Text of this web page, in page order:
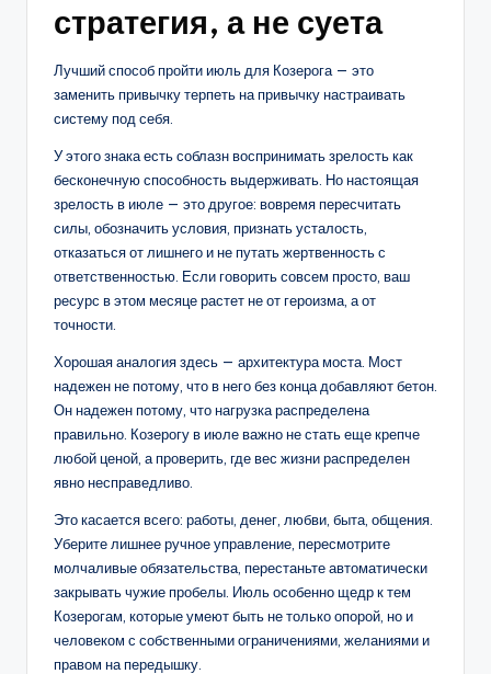
стратегия, а не суета
Лучший способ пройти июль для Козерога — это
заменить привычку терпеть на привычку настраивать
систему под себя.
У этого знака есть соблазн воспринимать зрелость как
бесконечную способность выдерживать. Но настоящая
зрелость в июле — это другое: вовремя пересчитать
силы, обозначить условия, признать усталость,
отказаться от лишнего и не путать жертвенность с
ответственностью. Если говорить совсем просто, ваш
ресурс в этом месяце растет не от героизма, а от
точности.
Хорошая аналогия здесь — архитектура моста. Мост
надежен не потому, что в него без конца добавляют бетон.
Он надежен потому, что нагрузка распределена
правильно. Козерогу в июле важно не стать еще крепче
любой ценой, а проверить, где вес жизни распределен
явно несправедливо.
Это касается всего: работы, денег, любви, быта, общения.
Уберите лишнее ручное управление, пересмотрите
молчаливые обязательства, перестаньте автоматически
закрывать чужие пробелы. Июль особенно щедр к тем
Козерогам, которые умеют быть не только опорой, но и
человеком с собственными ограничениями, желаниями и
правом на передышку.